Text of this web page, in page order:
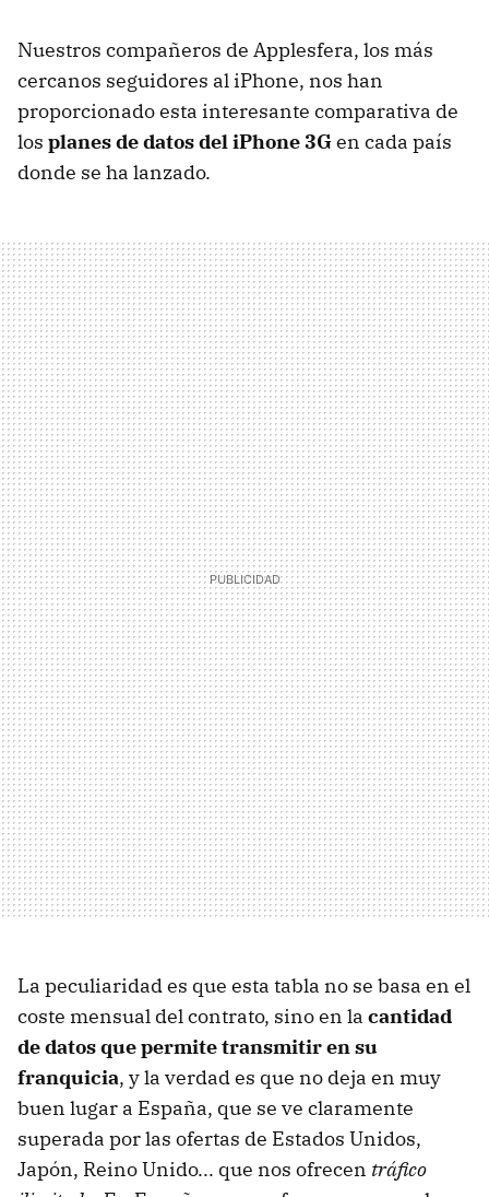
Nuestros compañeros de Applesfera, los más
cercanos seguidores al iPhone, nos han
proporcionado esta interesante comparativa de
los planes de datos del iPhone 3Gen cada país
donde se ha lanzado.
La peculiaridad es que esta tabla no se basa en el
coste mensual del contrato, sino en la cantidad
de datos que permite transmitir en su
franquicia, y la verdad es que no deja en muy
buen lugar a España, que se ve claramente
superada por las ofertas de Estados Unidos,
Japón, Reino Unido... que nos ofrecen tráfico